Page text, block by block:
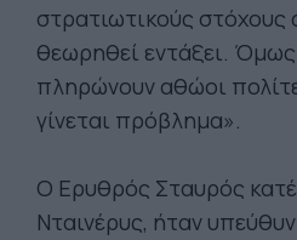
στρατιωτικούς
θεωρηθεί εντάξει.
πληρώνουν αθώοι
γίνεται πρόβλημα».
Ο Ερυθρός Σταυρός
Νταινέρυς, ήταν